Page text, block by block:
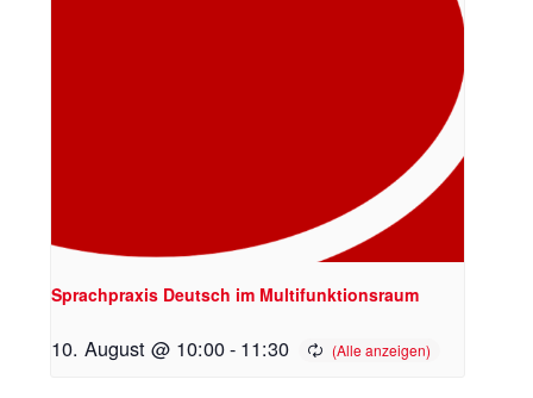
Sprachpraxis Deutsch im Multifunktionsraum
10. August @ 10:00- 11:30